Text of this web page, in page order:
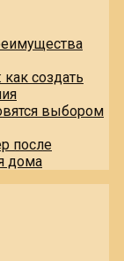
создать
выбором
после
дома